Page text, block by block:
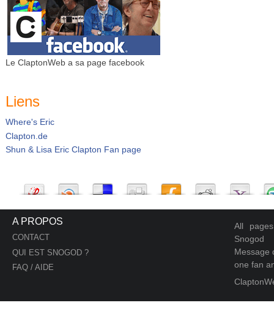
Le ClaptonWeb a sa page facebook
Liens
Where's Eric
Clapton.de
Shun & Lisa Eric Clapton Fan page
A PROPOS
CONTACT
QUI EST SNOGOD ?
FAQ / AIDE
All
Snogod
Message
one fan